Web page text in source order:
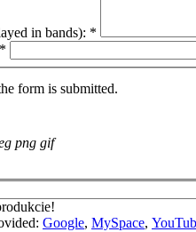
in bands): *
*
form is submitted.
png gif
Google, MySpace,